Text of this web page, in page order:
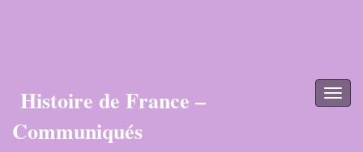
Histoire de France –
Communiqués